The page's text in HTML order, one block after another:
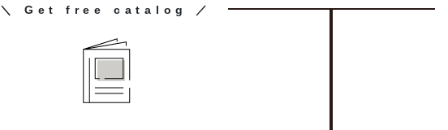
＼ Get free catalog ／
カ